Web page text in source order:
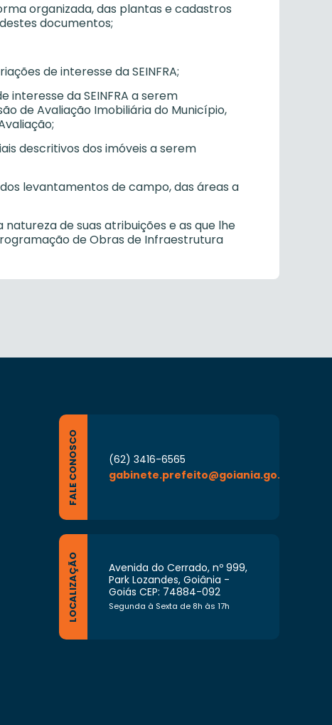
organizada, das plantas e cadastros
documentos;
de interesse da SEINFRA;
interesse da SEINFRA a serem
de Avaliação Imobiliária do Município,
descritivos dos imóveis a serem
levantamentos de campo, das áreas a
de suas atribuições e as que lhe
de Obras de Infraestrutura
FALE CONOSCO
(62) 3416-6565
gabinete.prefeito@goiania.go.gov.br
LOCALIZAÇÃO
Avenida do Cerrado, nº 999,
Park Lozandes, Goiânia -
Goiás CEP: 74884-092
Segunda à Sexta de 8h às 17h